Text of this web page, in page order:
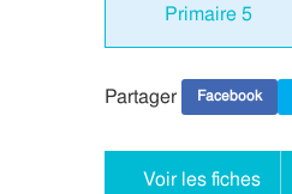
Primaire 5
Partager Facebook
Voir les fiches